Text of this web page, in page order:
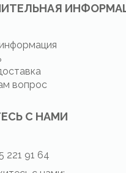
вопрос
С НАМИ
221 91 64